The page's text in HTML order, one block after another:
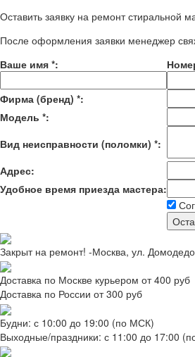
Оставить заявку на ремонт стиральной
После оформления заявки менеджер
Ваше имя *:
Фирма (бренд) *:
Модель *:
Вид неисправности (поломки) *:
Адрес:
Удобное время приезда мастера:
Закрыт на ремонт! -Москва, ул.
Доставка по Москве курьером от 400 руб
Доставка по России от 300 руб
Будни: с 10:00 до 19:00 (по МСК)
Выходные/праздники: с 11:00 до 17:00